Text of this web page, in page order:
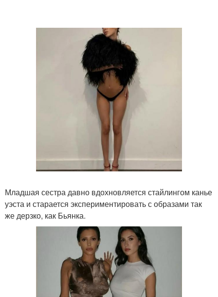
Младшая сестра давно вдохновляется стайлингом канье
уэста и старается экспериментировать с образами так
же дерзко, как Бьянка.